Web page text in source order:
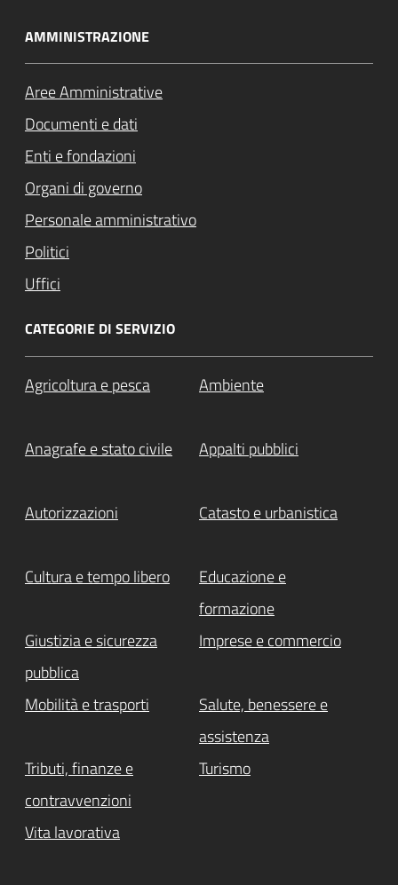
AMMINISTRAZIONE
Aree Amministrative
Documenti e dati
Enti e fondazioni
Organi di governo
Personale amministrativo
Politici
Uffici
CATEGORIE DI SERVIZIO
Agricoltura e pesca Ambiente
Anagrafe e stato civile Appalti pubblici
Autorizzazioni Catasto e urbanistica
Cultura e tempo libero
Educazione e
formazione
Giustizia e sicurezza
pubblica
Imprese e commercio
Mobilità e trasporti
Salute, benessere e
assistenza
Tributi, finanze e
contravvenzioni
Turismo
Vita lavorativa